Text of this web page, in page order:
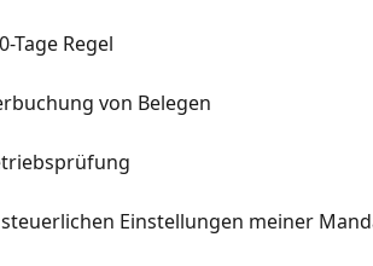
Tage Regel
von Belegen
Einstellungen meiner